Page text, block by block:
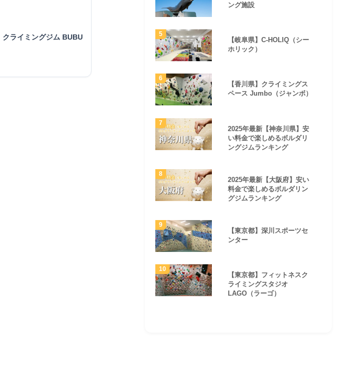
クライミングジム BUBU
ング施設
【岐阜県】C-HOLIQ（シー
ホリック）
【香川県】クライミングス
ペース Jumbo（ジャンボ）
2025年最新【神奈川県】安
い料金で楽しめるボルダリ
ングジムランキング
2025年最新【大阪府】安い
料金で楽しめるボルダリン
グジムランキング
【東京都】深川スポーツセ
ンター
【東京都】フィットネスク
ライミングスタジオ
LAGO（ラーゴ）